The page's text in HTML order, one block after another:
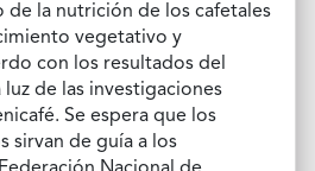
de la nutrición de los cafetales
vegetativo y
con los resultados del
luz de las investigaciones
Se espera que los
sirvan de guía a los